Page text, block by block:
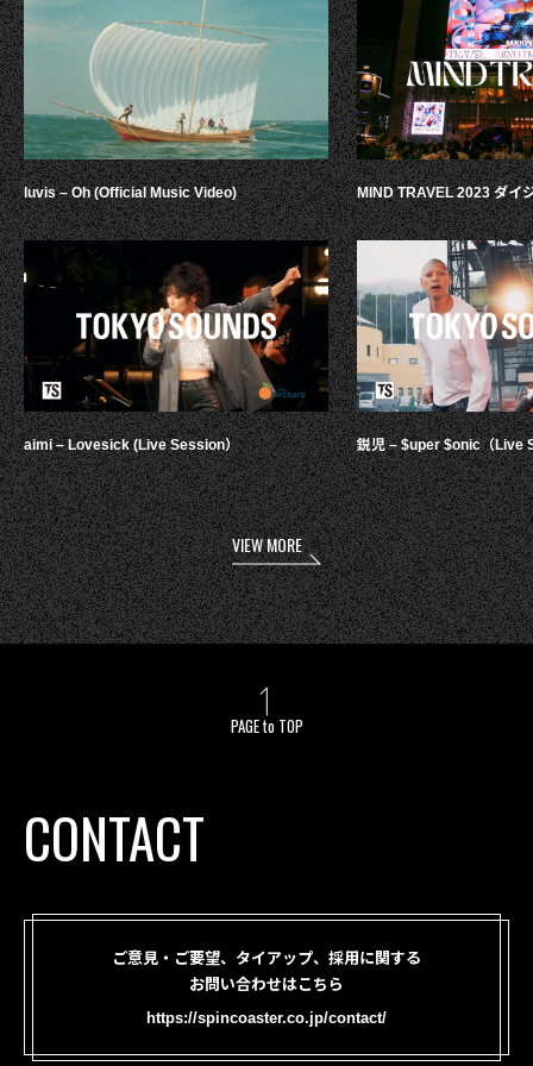
luvis – Oh (Official Music Video)
aimi – Lovesick (Live Session）
MIND TRAVEL 2023 ダイ
鋭児 – $uper $onic（Live
VIEW MORE
PAGE to TOP
CONTACT
ご意見・ご要望、タイアップ、採用に関する
お問い合わせはこちら
https://spincoaster.co.jp/contact/